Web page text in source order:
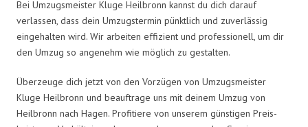
Bei Umzugsmeister Kluge Heilbronn kannst du dich darauf
verlassen, dass dein Umzugstermin pünktlich und zuverlässig
eingehalten wird. Wir arbeiten effizient und professionell, um dir
den Umzug so angenehm wie möglich zu gestalten.
Überzeuge dich jetzt von den Vorzügen von Umzugsmeister
Kluge Heilbronn und beauftrage uns mit deinem Umzug von
Heilbronn nach Hagen. Profitiere von unserem günstigen Preis-